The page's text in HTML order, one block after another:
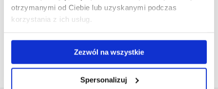
otrzymanymi od Ciebie lub uzyskanymi podczas
korzystania z ich usług.
Zezwól na wszystkie
Spersonalizuj
Przypominamy, że wpłaty za kursy językowe oraz egzaminy
należy dokonywać na konto 94 1240 6960 1563 0000 0261
0248. Tytuł wpłaty: kurs języka ... (angielskiego, niemieckiego,